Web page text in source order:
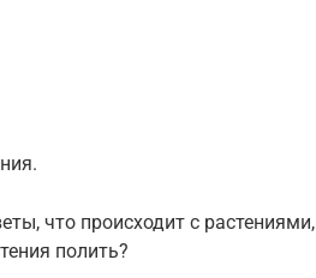
что происходит с растениями,
полить?